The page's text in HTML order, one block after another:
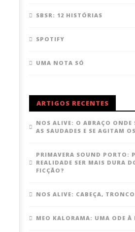
NOS Alive: cabeça, tronco e alma
SBSR: 12 HISTÓRIAS
SPOTIFY
UMA NOTA SÓ
ARTIGOS RECENTES
NOS ALIVE: O ABRAÇO ONDE
AS SAUDADES E SE AGITAM
PRIMAVERA SOUND PORTO:
REALIDADE SER MAIS DURA
FICÇÃO?
NOS ALIVE: CABEÇA,
MEO KALORAMA: UMA ODE À